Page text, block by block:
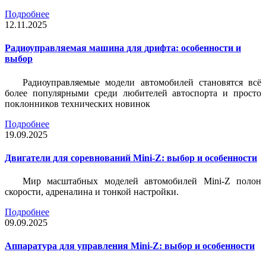
Подробнее
12.11.2025
Радиоуправляемая машина для дрифта: особенности и
выбор
Радиоуправляемые модели автомобилей становятся всё
более популярными среди любителей автоспорта и просто
поклонников технических новинок
Подробнее
19.09.2025
Двигатели для соревнований Mini-Z: выбор и особенности
Мир масштабных моделей автомобилей Mini-Z полон
скорости, адреналина и тонкой настройки.
Подробнее
09.09.2025
Аппаратура для управления Mini-Z: выбор и особенности